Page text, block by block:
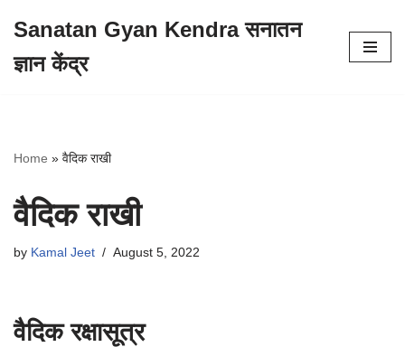
to
Sanatan Gyan Kendra सनातन
ज्ञान केंद्र
Home » वैदिक राखी
वैदिक राखी
by Kamal Jeet August 5, 2022
वैदिक रक्षासूत्र